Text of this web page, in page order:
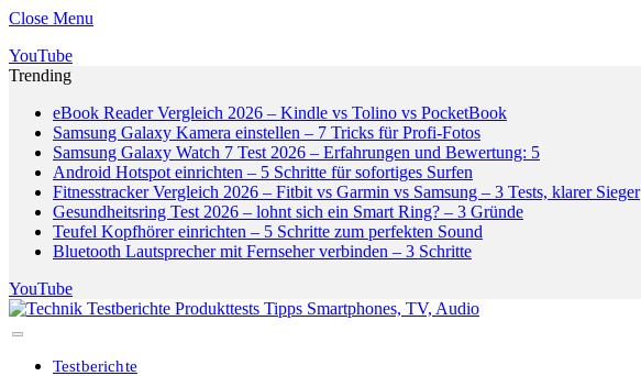
Close Menu
YouTube
Trending
eBook Reader Vergleich 2026 – Kindle vs Tolino vs PocketBook
Samsung Galaxy Kamera einstellen – 7 Tricks für Profi-Fotos
Samsung Galaxy Watch 7 Test 2026 – Erfahrungen und Bewertung: 5
Android Hotspot einrichten – 5 Schritte für sofortiges Surfen
Fitnesstracker Vergleich 2026 – Fitbit vs Garmin vs Samsung – 3 Tests, klarer Sieger
Gesundheitsring Test 2026 – lohnt sich ein Smart Ring? – 3 Gründe
Teufel Kopfhörer einrichten – 5 Schritte zum perfekten Sound
Bluetooth Lautsprecher mit Fernseher verbinden – 3 Schritte
YouTube
Testberichte